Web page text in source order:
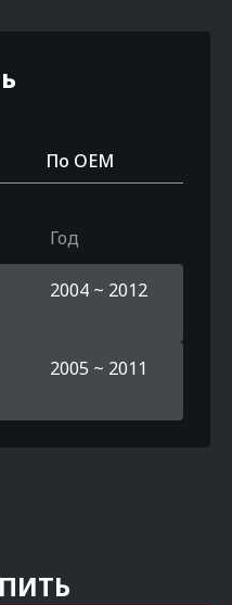
По OEM
Год
2004 ~ 2012
2005 ~ 2011